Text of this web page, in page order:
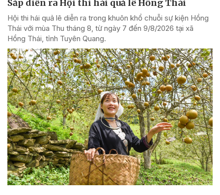
Sắp diễn ra Hội thi hái quả lê Hồng Thái
Hội thi hái quả lê diễn ra trong khuôn khổ chuỗi sự kiện Hồng
Thái với mùa Thu tháng 8, từ ngày 7 đến 9/8/2026 tại xã
Hồng Thái, tỉnh Tuyên Quang.